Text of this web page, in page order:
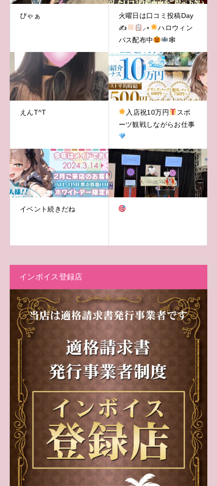
ぴゃぁ
火曜日は口コミ投稿Day
✍
⸝‍⋆
ハロウィン
パス配布中
🕸
えんT^T 入店祝10万円
スポ
ーツ観戦しながらお仕事
イベント続きだね
インボイス登録店